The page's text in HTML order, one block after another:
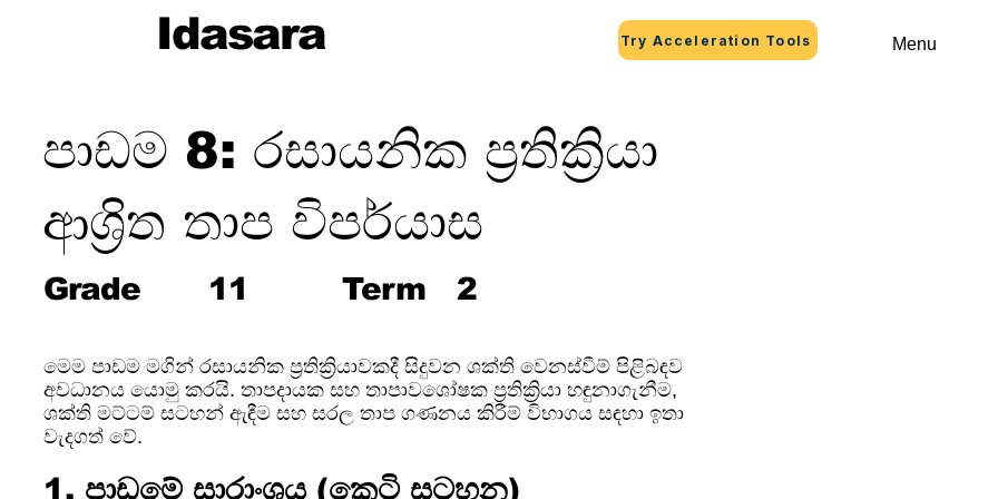
Idasara Try Acceleration Tools Menu
පාඩම 8: රසායනික ප්‍රතික්‍රියා
ආශ්‍රිත තාප විපර්යාස
Grade 11 Term 2
මෙම පාඩම මගින් රසායනික ප්‍රතික්‍රියාවකදී සිදුවන ශක්ති වෙනස්වීම් පිළිබඳව
අවධානය යොමු කරයි. තාපදායක සහ තාපාවශෝෂක ප්‍රතික්‍රියා හඳුනාගැනීම,
ශක්ති මට්ටම් සටහන් ඇඳීම සහ සරල තාප ගණනය කිරීම් විභාගය සඳහා ඉතා
වැදගත් වේ.
1. පාඩමේ සාරාංශය (කෙටි සටහන)